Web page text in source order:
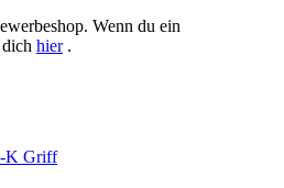
Wenn du ein
hier.
K Griff